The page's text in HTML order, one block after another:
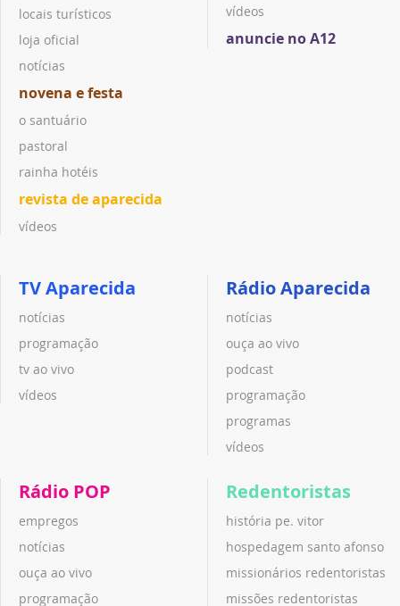
locais turísticos
loja oficial
notícias
novena e festa
o santuário
pastoral
rainha hotéis
revista de aparecida
vídeos
vídeos
anuncie no A12
TV Aparecida
notícias
programação
tv ao vivo
vídeos
Rádio Aparecida
notícias
ouça ao vivo
podcast
programação
programas
vídeos
Rádio POP
empregos
notícias
ouça ao vivo
programação
Redentoristas
história pe. vitor
hospedagem santo afonso
missionários redentoristas
missões redentoristas